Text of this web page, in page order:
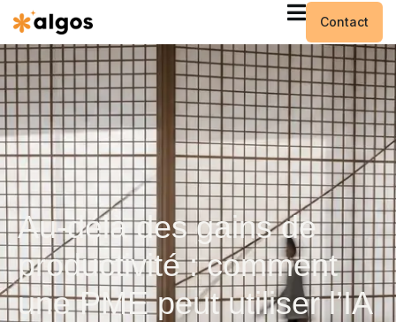
Contact
Au-delà des gains de
productivité : comment
une PME peut utiliser l’IA